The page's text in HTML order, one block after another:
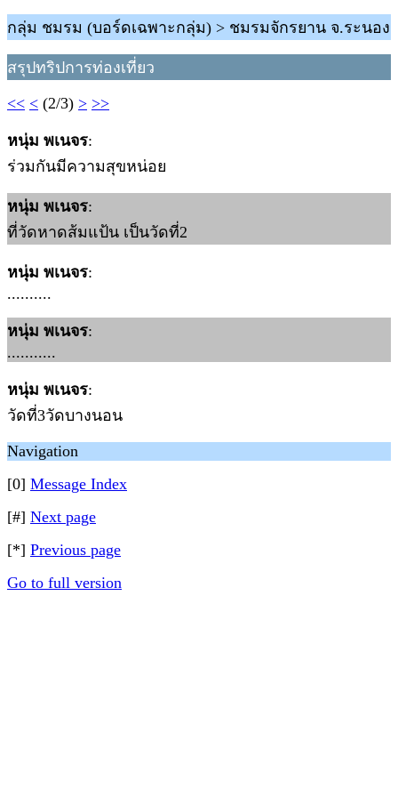
กลุ่ม ชมรม (บอร์ดเฉพาะกลุ่ม) > ชมรมจักรยาน จ.ระนอง
สรุปทริปการท่องเที่ยว
<< < (2/3) > >>
หนุ่ม พเนจร:
ร่วมกันมีความสุขหน่อย
หนุ่ม พเนจร:
ที่วัดหาดส้มแป้น เป็นวัดที่2
หนุ่ม พเนจร:
..........
หนุ่ม พเนจร:
...........
หนุ่ม พเนจร:
วัดที่3วัดบางนอน
Navigation
[0] Message Index
[#] Next page
[*] Previous page
Go to full version